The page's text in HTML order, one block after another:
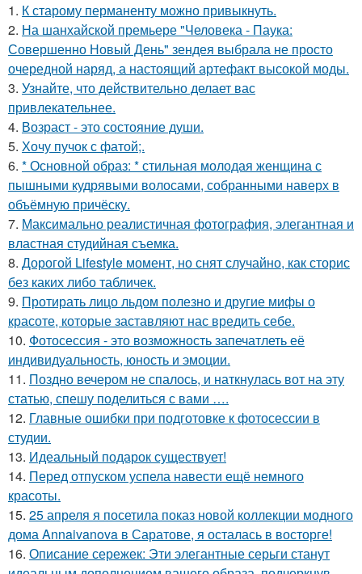
1. К старому перманенту можно привыкнуть.
2. На шанхайской премьере "Человека - Паука:
Совершенно Новый День" зендея выбрала не просто
очередной наряд, а настоящий артефакт высокой моды.
3. Узнайте, что действительно делает вас
привлекательнее.
4. Возраст - это состояние души.
5. Хочу пучок с фатой;.
6. * Основной образ: * стильная молодая женщина с
пышными кудрявыми волосами, собранными наверх в
объёмную причёску.
7. Максимально реалистичная фотография, элегантная и
властная студийная съемка.
8. Дорогой Lifestyle момент, но снят случайно, как сторис
без каких либо табличек.
9. Протирать лицо льдом полезно и другие мифы о
красоте, которые заставляют нас вредить себе.
10. Фотосессия - это возможность запечатлеть её
индивидуальность, юность и эмоции.
11. Поздно вечером не спалось, и наткнулась вот на эту
статью, спешу поделиться с вами ….
12. Главные ошибки при подготовке к фотосессии в
студии.
13. Идеальный подарок существует!
14. Перед отпуском успела навести ещё немного
красоты.
15. 25 апреля я посетила показ новой коллекции модного
дома Annaivanova в Саратове, я осталась в восторге!
16. Описание сережек: Эти элегантные серьги станут